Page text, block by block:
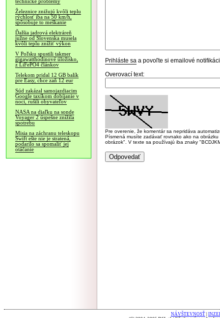
technické problémy
Železnice znižujú kvôli teplu
rýchlosť iba na 50 km/h,
spôsobuje to meškanie
Ďalšia jadrová elektráreň
južne od Slovenska musela
kvôli teplu znížiť výkon
V Poľsku spustili takmer
gigawatthodinové úložisko,
z LiFePO4 článkov
Telekom pridal 12 GB balík
pre Easy, chce zaň 12 eur
Súd zakázal samojazdiacim
Google taxíkom dobíjanie v
noci, rušili obyvateľov
NASA na diaľku na sonde
Voyager 2 úspešne znížila
spotrebu
Misia na záchranu teleskopu
Swift ešte nie je stratená,
podarilo sa spomaliť jej
otáčanie
Prihláste sa a povoľte si emailové
Overovací text:
Pre overenie, že komentár sa nepridáva
Písmená musíte zadávať rovnako ako na
obrázok". V texte sa používajú iba znaky
NÁVŠTEVNOSŤ